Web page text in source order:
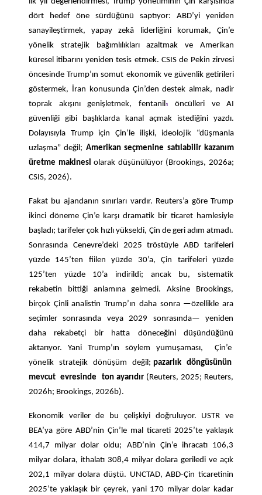
dört hedef öne sürdüğünü saptıyor: ABD’yi yeniden
sanayileştirmek, yapay zekâ liderliğini korumak, Çin’e
yönelik stratejik bağımlılıkları azaltmak ve Amerikan
küresel itibarını yeniden tesis etmek. CSIS de Pekin zirvesi
öncesinde Trump’ın somut ekonomik ve güvenlik getirileri
göstermek, İran konusunda Çin’den destek almak, nadir
toprak akışını genişletmek, fentanil5
öncülleri ve AI
güvenliği gibi başlıklarda kanal açmak istediğini yazdı.
Dolayısıyla Trump için Çin’le ilişki, ideolojik “düşmanla
uzlaşma” değil; Amerikan seçmenine satılabilir kazanım
üretme makinesiolarak düşünülüyor (Brookings, 2026a;
CSIS, 2026).
Fakat bu ajandanın sınırları vardır. Reuters’a göre Trump
ikinci döneme Çin’e karşı dramatik bir ticaret hamlesiyle
başladı; tarifeler çok hızlı yükseldi, Çin de geri adım atmadı.
Sonrasında Cenevre’deki 2025 tröstüyle ABD tarifeleri
yüzde 145’ten fiilen yüzde 30’a, Çin tarifeleri yüzde
125’ten yüzde 10’a indirildi; ancak bu, sistematik
rekabetin bittiği anlamına gelmedi. Aksine Brookings,
birçok Çinli analistin Trump’ın daha sonra —özellikle ara
seçimler sonrasında veya 2029 sonrasında— yeniden
daha rekabetçi bir hatta döneceğini düşündüğünü
aktarıyor. Yani Trump’ın söylem yumuşaması, Çin’e
yönelik stratejik dönüşüm değil;pazarlık döngüsünün
mevcut evresinde ton ayarıdır (Reuters, 2025; Reuters,
2026h; Brookings, 2026b).
Ekonomik veriler de bu çelişkiyi doğruluyor. USTR ve
BEA’ya göre ABD’nin Çin’le mal ticareti 2025’te yaklaşık
414,7 milyar dolar oldu; ABD’nin Çin’e ihracatı 106,3
milyar dolara, ithalatı 308,4 milyar dolara geriledi ve açık
202,1 milyar dolara düştü. UNCTAD, ABD-Çin ticaretinin
2025’te yaklaşık bir çeyrek, yani 170 milyar dolar kadar